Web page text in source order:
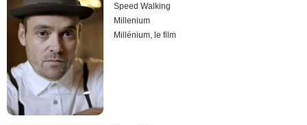
Speed Walking
Millenium
Millénium, le film